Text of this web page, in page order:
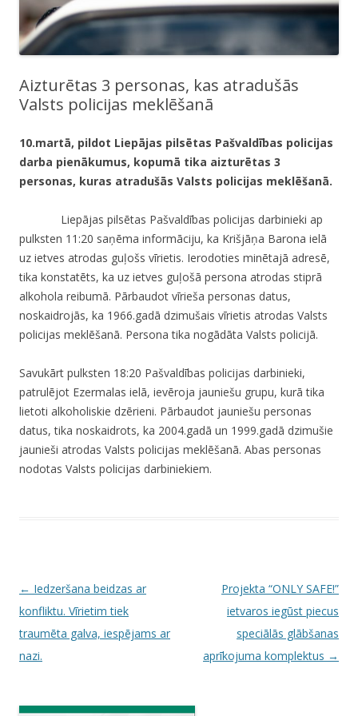
Aizturētas 3 personas, kas atradušās
Valsts policijas meklēšanā
10.martā, pildot Liepājas pilsētas Pašvaldības policijas
darba pienākumus, kopumā tika aizturētas 3
personas, kuras atradušās Valsts policijas meklēšanā.
Liepājas pilsētas Pašvaldības policijas darbinieki ap
pulksten 11:20 saņēma informāciju, ka Krišjāņa Barona ielā
uz ietves atrodas guļošs vīrietis. Ierodoties minētajā adresē,
tika konstatēts, ka uz ietves guļošā persona atrodas stiprā
alkohola reibumā. Pārbaudot vīrieša personas datus,
noskaidrojās, ka 1966.gadā dzimušais vīrietis atrodas Valsts
policijas meklēšanā. Persona tika nogādāta Valsts policijā.
Savukārt pulksten 18:20 Pašvaldības policijas darbinieki,
patrulējot Ezermalas ielā, ievēroja jauniešu grupu, kurā tika
lietoti alkoholiskie dzērieni. Pārbaudot jauniešu personas
datus, tika noskaidrots, ka 2004.gadā un 1999.gadā dzimušie
jaunieši atrodas Valsts policijas meklēšanā. Abas personas
nodotas Valsts policijas darbiniekiem.
P
o
s
t
← Iedzeršana beidzas ar
konfliktu. Vīrietim tiek
traumēta galva, iespējams ar
nazi.
Projekta “ONLY SAFE!”
ietvaros iegūst piecus
speciālās glābšanas
aprīkojuma komplektus →